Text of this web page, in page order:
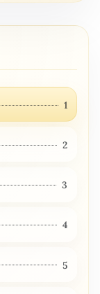
1
2
3
4
5